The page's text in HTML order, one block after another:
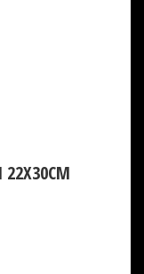
22X30CM